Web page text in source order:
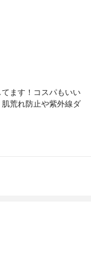
ます！コスパもいい
荒れ防止や紫外線ダ